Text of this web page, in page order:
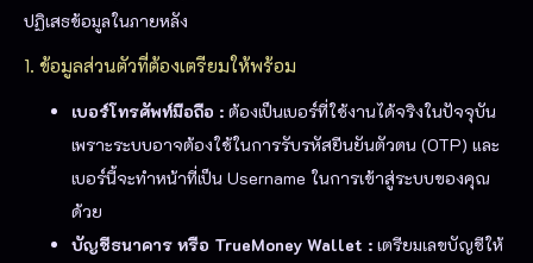
ปฏิเสธข้อมูลในภายหลัง
1. ข้อมูลส่วนตัวที่ต้องเตรียมให้พร้อม
เบอร์โทรศัพท์มือถือ : ต้องเป็นเบอร์ที่ใช้งานได้จริงในปัจจุบัน
เพราะระบบอาจต้องใช้ในการรับรหัสยืนยันตัวตน (OTP) และ
เบอร์นี้จะทำหน้าที่เป็น Username ในการเข้าสู่ระบบของคุณ
ด้วย
บัญชีธนาคาร หรือ TrueMoney Wallet : เตรียมเลขบัญชีให้